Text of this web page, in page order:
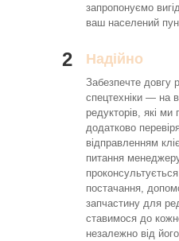
запропонуємо
ваш населений
2 Надійно
Забезпечте довгу
спецтехніки — на
редукторів, які ми
додатково
відправленням
питання
постачання,
запчастину для
ставимося до
незалежно від